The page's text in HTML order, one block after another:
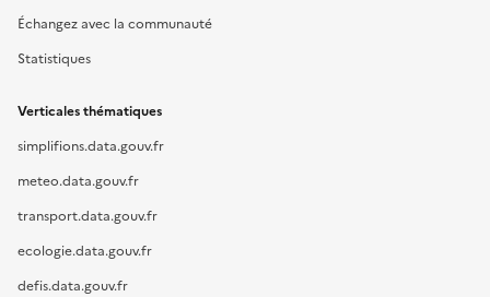
Échangez avec la communauté
Statistiques
Verticales thématiques
simplifions.data.gouv.fr
meteo.data.gouv.fr
transport.data.gouv.fr
ecologie.data.gouv.fr
defis.data.gouv.fr